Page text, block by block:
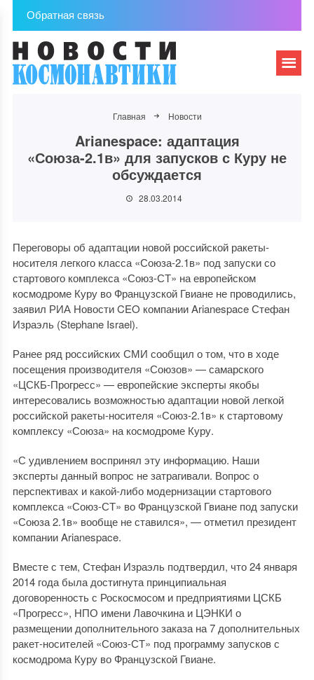
Обратная связь
Главная Новости
Arianespace: адаптация
«Союза-2.1в» для запусков с Куру не
обсуждается
28.03.2014
Переговоры об адаптации новой российской ракеты-
носителя легкого класса «Союза-2.1в» под запуски со
стартового комплекса «Союз-СТ» на европейском
космодроме Куру во Французской Гвиане не проводились,
заявил РИА Новости CEO компании Arianespace Стефан
Израэль (Stephane Israel).
Ранее ряд российских СМИ сообщил о том, что в ходе
посещения производителя «Союзов» — самарского
«ЦСКБ-Прогресс» — европейские эксперты якобы
интересовались возможностью адаптации новой легкой
российской ракеты-носителя «Союз-2.1в» к стартовому
комплексу «Союза» на космодроме Куру.
«С удивлением воспринял эту информацию. Наши
эксперты данный вопрос не затрагивали. Вопрос о
перспективах и какой-либо модернизации стартового
комплекса «Союз-СТ» во Французской Гвиане под запуски
«Союза 2.1в» вообще не ставился», — отметил президент
компании Arianespace.
Вместе с тем, Стефан Израэль подтвердил, что 24 января
2014 года была достигнута принципиальная
договоренность с Роскосмосом и предприятиями ЦСКБ
«Прогресс», НПО имени Лавочкина и ЦЭНКИ о
размещении дополнительного заказа на 7 дополнительных
ракет-носителей «Союз-СТ» под программу запусков с
космодрома Куру во Французской Гвиане.